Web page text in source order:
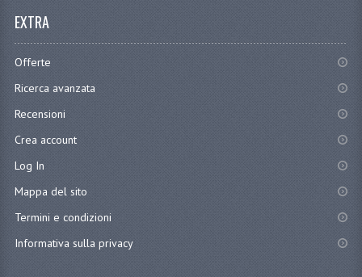
EXTRA
Offerte
Ricerca avanzata
Recensioni
Crea account
Log In
Mappa del sito
Termini e condizioni
Informativa sulla privacy